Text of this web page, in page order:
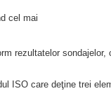
cel mai
rezultatelor
ISO care deţine trei